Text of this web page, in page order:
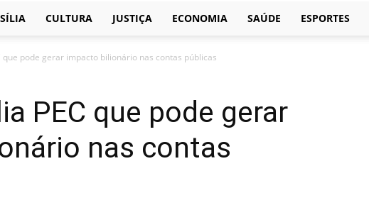
CULTURA JUSTIÇA ECONOMIA SAÚDE ESPORTES
que pode gerar impacto bilionário nas contas públicas
PEC que pode gerar
nas contas